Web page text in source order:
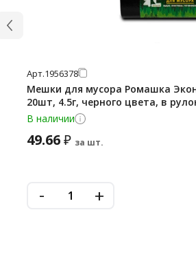
Арт.1956378
Мешки для мусора Ромашка
20шт, 4.5г, черного цвета, в
В наличии
49.66₽ за шт.
- +